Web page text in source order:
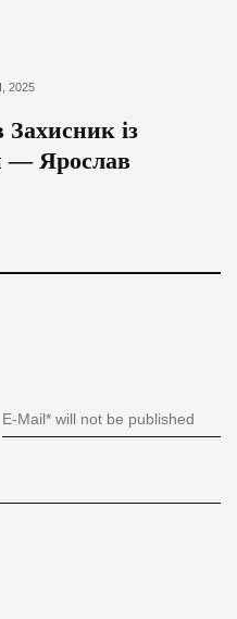
2025
із
— Ярослав